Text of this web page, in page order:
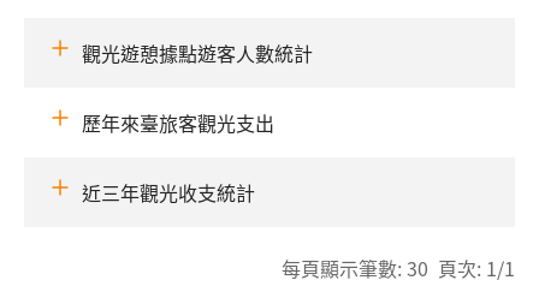
觀光遊憩據點遊客人數統計
歷年來臺旅客觀光支出
近三年觀光收支統計
每頁顯示筆數: 30 頁次: 1/1